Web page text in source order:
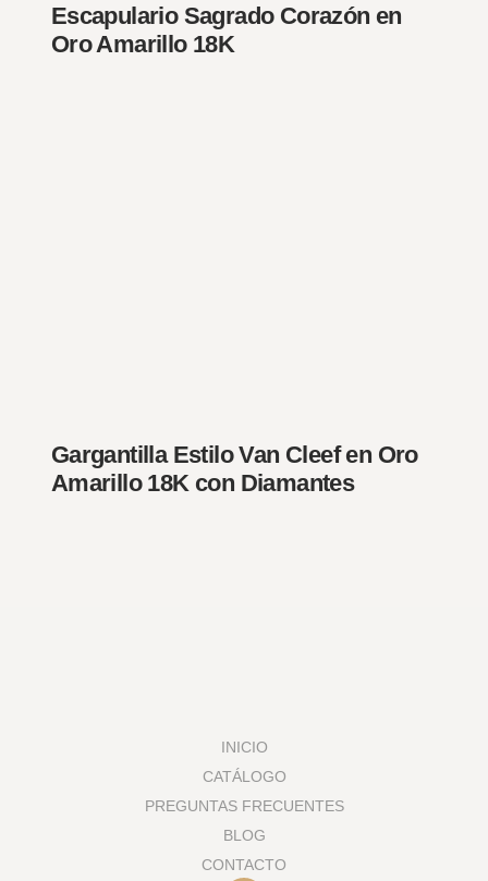
Escapulario Sagrado Corazón en
Oro Amarillo 18K
Gargantilla Estilo Van Cleef en Oro
Amarillo 18K con Diamantes
INICIO
CATÁLOGO
PREGUNTAS FRECUENTES
BLOG
CONTACTO